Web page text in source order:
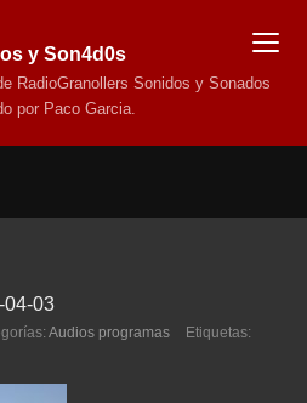
y Son4d0s
RadioGranollers Sonidos y Sonados
por Paco Garcia.
04-03
Audios programas
Etiquetas: